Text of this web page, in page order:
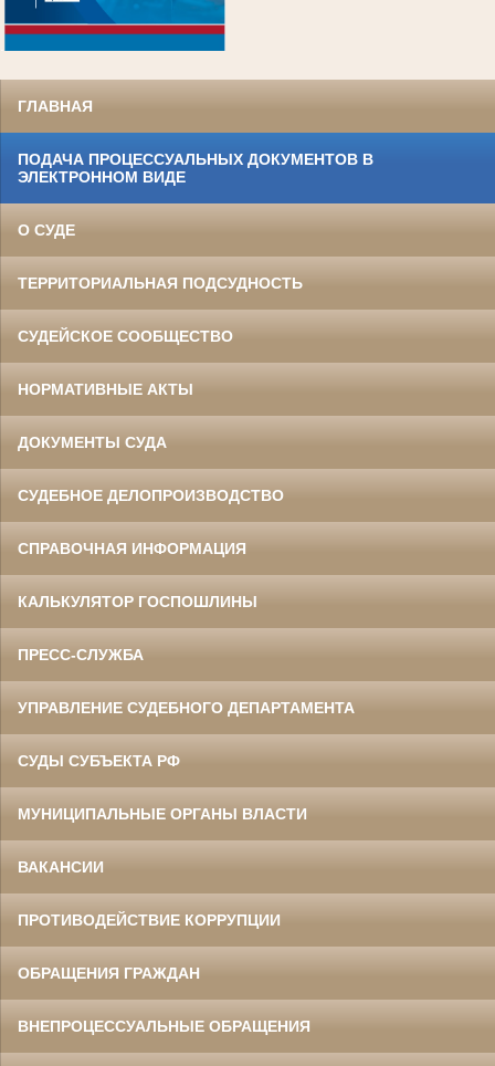
ГЛАВНАЯ
ПОДАЧА ПРОЦЕССУАЛЬНЫХ ДОКУМЕНТОВ В
ЭЛЕКТРОННОМ ВИДЕ
О СУДЕ
ТЕРРИТОРИАЛЬНАЯ ПОДСУДНОСТЬ
СУДЕЙСКОЕ СООБЩЕСТВО
НОРМАТИВНЫЕ АКТЫ
ДОКУМЕНТЫ СУДА
СУДЕБНОЕ ДЕЛОПРОИЗВОДСТВО
СПРАВОЧНАЯ ИНФОРМАЦИЯ
КАЛЬКУЛЯТОР ГОСПОШЛИНЫ
ПРЕСС-СЛУЖБА
УПРАВЛЕНИЕ СУДЕБНОГО ДЕПАРТАМЕНТА
СУДЫ СУБЪЕКТА РФ
МУНИЦИПАЛЬНЫЕ ОРГАНЫ ВЛАСТИ
ВАКАНСИИ
ПРОТИВОДЕЙСТВИЕ КОРРУПЦИИ
ОБРАЩЕНИЯ ГРАЖДАН
ВНЕПРОЦЕССУАЛЬНЫЕ ОБРАЩЕНИЯ